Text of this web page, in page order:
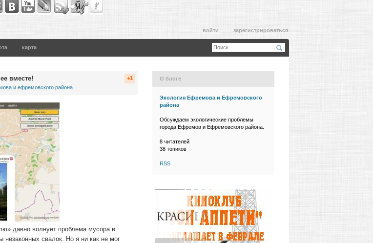
войти зарегистрироваться
карта
вместе!
и ефремовского района
+1
давно волнует проблема мусора в
свалок. Но я ни как не мог
О блоге
Экология Ефремова и Ефремовского
района
Обсуждаем экологические проблемы
города Ефремов и Ефремовского района.
8 читателей
38 топиков
RSS